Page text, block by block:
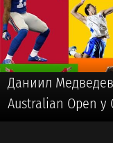
Даниил
Australian Open у